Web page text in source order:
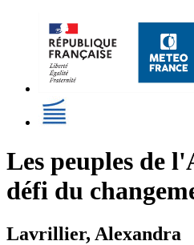
Les peuples de
défi du
Lavrillier, Alexandra